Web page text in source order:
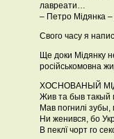
лавреати…
– Петро Мідянка –
Свого часу я
Ще доки Мідянку
російськомовна
ХОСНОВАНЫЙ
Жив та быв такый
Мав погнилі
Ни женився, бо
В пеклї чорт го